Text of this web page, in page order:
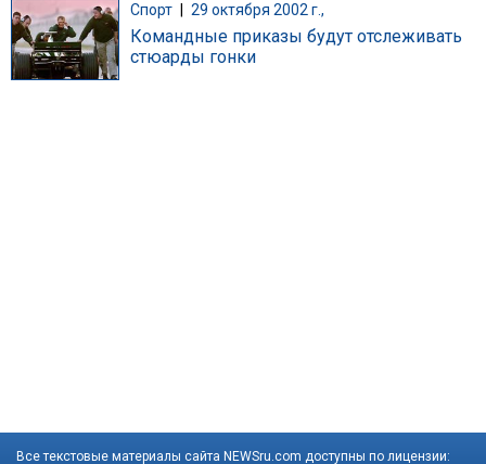
Спорт 29 октября 2002 г.,
Командные приказы будут отслеживать
стюарды гонки
Все текстовые материалы сайта NEWSru.com доступны по лицензии: